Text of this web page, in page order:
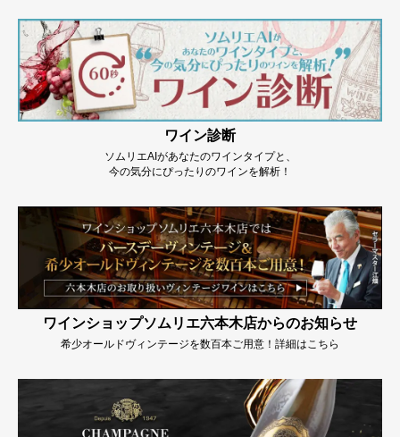
ワイン診断
ソムリエAIがあなたのワインタイプと、
今の気分にぴったりのワインを解析！
ワインショップソムリエ六本木店からのお知らせ
希少オールドヴィンテージを数百本ご用意！詳細はこちら